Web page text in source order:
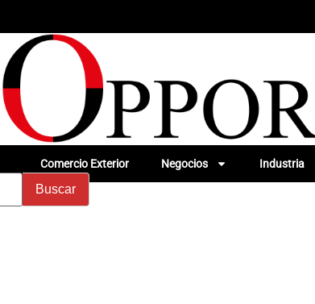
Comercio Exterior Negocios Industria